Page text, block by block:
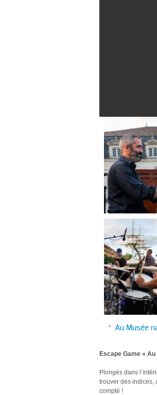
Au Musée
Escape Game «
Plongés dans
trouver des indices,
compté !